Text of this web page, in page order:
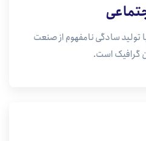
تولید سادگی نامفهوم از صنعت
گرافیک است.